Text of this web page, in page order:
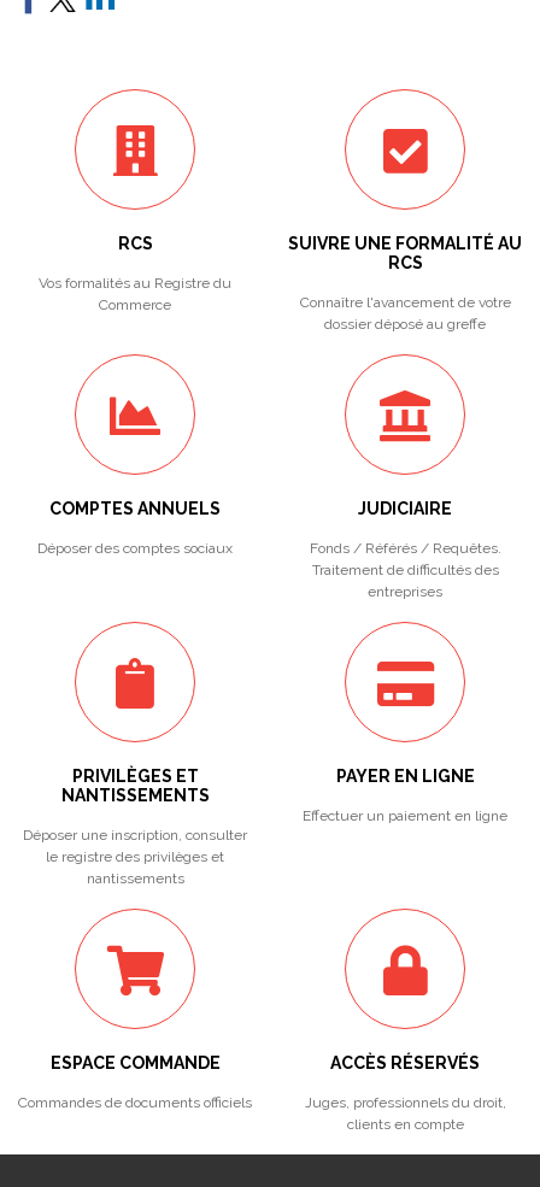
RCS
Vos formalités au Registre du
Commerce
SUIVRE UNE FORMALITÉ AU
RCS
Connaître l'avancement de votre
dossier déposé au greffe
COMPTES ANNUELS
Déposer des comptes sociaux
JUDICIAIRE
Fonds / Référés / Requêtes.
Traitement de difficultés des
entreprises
PRIVILÈGES ET
NANTISSEMENTS
Déposer une inscription, consulter
le registre des privilèges et
nantissements
PAYER EN LIGNE
Effectuer un paiement en ligne
ESPACE COMMANDE
Commandes de documents officiels
ACCÈS RÉSERVÉS
Juges, professionnels du droit,
clients en compte